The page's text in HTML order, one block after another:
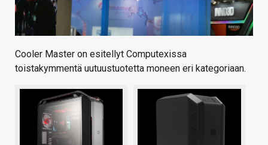
Cooler Master on esitellyt Computexissa
toistakymmentä uutuustuotetta moneen eri kategoriaan.